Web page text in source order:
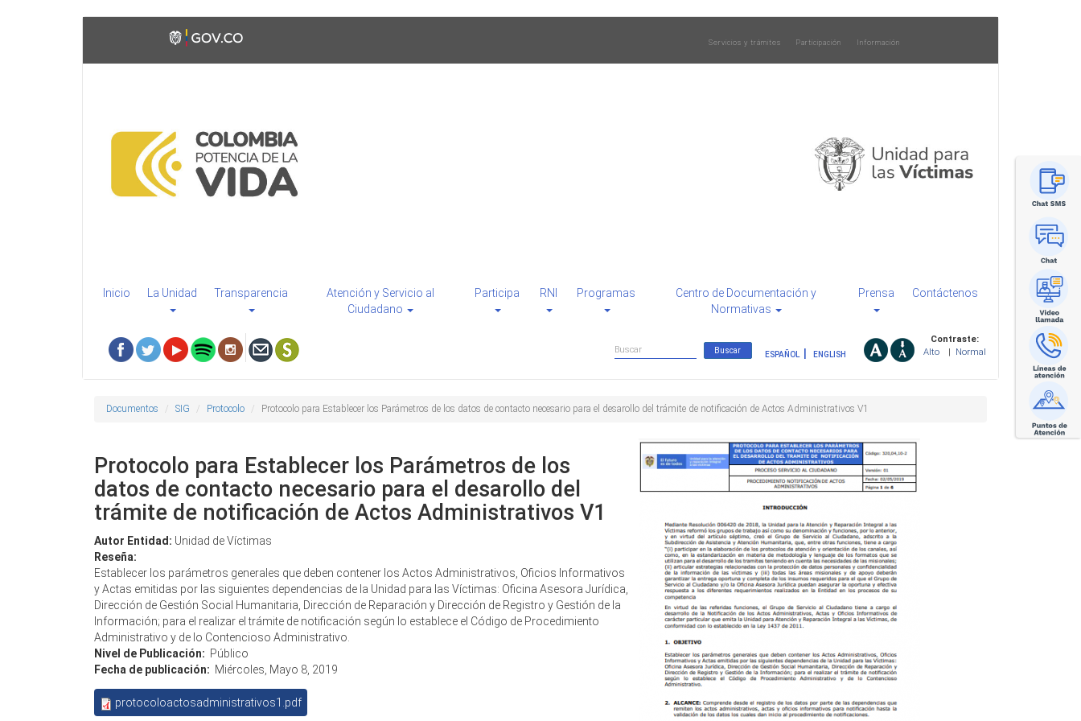
Servicios y trámites Participación Información
Inicio La Unidad Transparencia
Atención y Servicio al
Ciudadano
Participa RNI Programas
Centro de Documentación y
Normativas
Prensa Contáctenos
Contraste:
Alto
Normal
ESPAÑOL ENGLISH
Formulario
de
búsqueda
Documentos SIG Protocolo Protocolo para Establecer los Parámetros de los datos de contacto necesario para el desarollo del trámite de notificación de Actos Administrativos V1
Protocolo para Establecer los Parámetros de los
datos de contacto necesario para el desarollo del
trámite de notificación de Actos Administrativos V1
Autor Entidad: Unidad de Víctimas
Reseña:
Establecer los parámetros generales que deben contener los Actos Administrativos, Oficios Informativos
y Actas emitidas por las siguientes dependencias de la Unidad para las Víctimas: Oficina Asesora Jurídica,
Dirección de Gestión Social Humanitaria, Dirección de Reparación y Dirección de Registro y Gestión de la
Información; para el realizar el trámite de notificación según lo establece el Código de Procedimiento
Administrativo y de lo Contencioso Administrativo.
Nivel de Publicación: Público
Fecha de publicación: Miércoles, Mayo 8, 2019
protocoloactosadministrativos1.pdf